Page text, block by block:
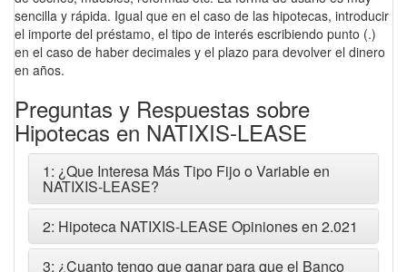
sencilla y rápida. Igual que en el caso de las hipotecas, introducir
el importe del préstamo, el tipo de interés escribiendo punto (.)
en el caso de haber decimales y el plazo para devolver el dinero
en años.
Preguntas y Respuestas sobre
Hipotecas en NATIXIS-LEASE
1: ¿Que Interesa Más Tipo Fijo o Variable en
NATIXIS-LEASE?
2: Hipoteca NATIXIS-LEASE Opiniones en 2.021
3: ¿Cuanto tengo que ganar para que el Banco